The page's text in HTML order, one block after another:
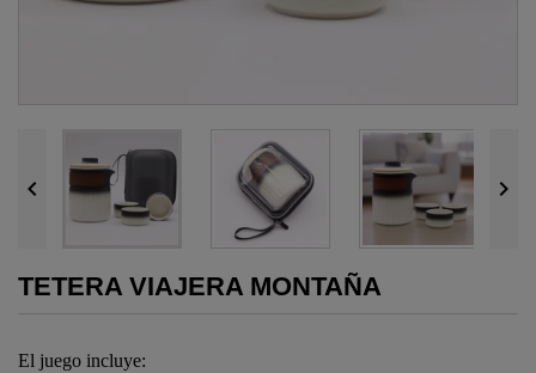
 
TETERA VIAJERA MONTAÑA
El juego incluye: